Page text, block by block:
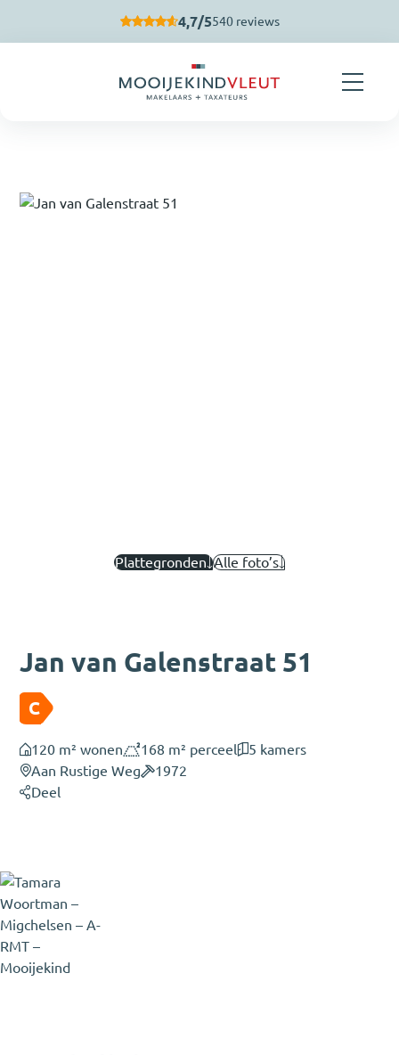
4,7/5540 reviews
Plattegronden Alle foto’s
Jan van Galenstraat 51
C
120 m² wonen 168 m² perceel
5 kamers
Aan Rustige Weg
1972
Deel